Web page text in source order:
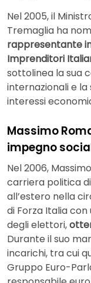
Nel 2005, il
Tremaglia ha
rappresentante
Imprenditori
sottolinea la sua
internazionali e
interessi
Massimo
impegno
Nel 2006,
carriera politica
all’estero nella
di Forza Italia
degli elettori,
Durante il suo
incarichi, tra cui
Gruppo Euro-